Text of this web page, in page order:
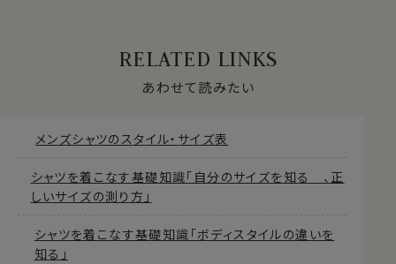
RELATED LINKS
あわせて読みたい
メンズシャツのスタイル・サイズ表
シャツを着こなす基礎知識「自分のサイズを知る 、正
しいサイズの測り方」
シャツを着こなす基礎知識「ボディスタイルの違いを
知る」